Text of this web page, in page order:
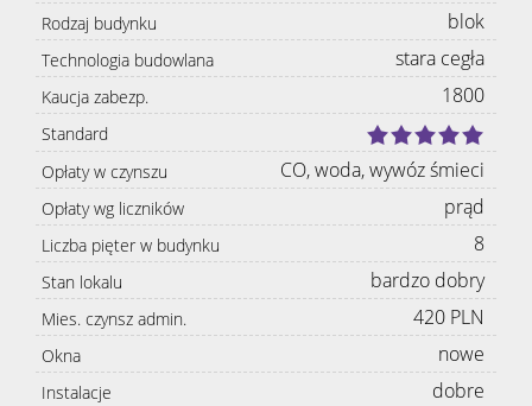
Rodzaj budynku blok
Technologia budowlana stara cegła
Kaucja zabezp. 1800
Standard
Opłaty w czynszu
CO, woda, wywóz śmieci
Opłaty wg liczników prąd
Liczba pięter w budynku 8
Stan lokalu bardzo dobry
Mies. czynsz admin. 420 PLN
Okna nowe
Instalacje dobre